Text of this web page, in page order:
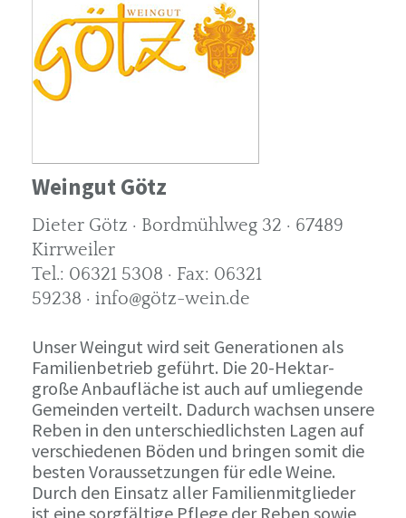
Weingut Götz
Dieter Götz · Bordmühlweg 32 · 67489
Kirrweiler
Tel.: 06321 5308 · Fax: 06321
59238 · info@götz-wein.de
Unser Weingut wird seit Generationen als
Familienbetrieb geführt. Die 20-Hektar-
große Anbaufläche ist auch auf umliegende
Gemeinden verteilt. Dadurch wachsen unsere
Reben in den unterschiedlichsten Lagen auf
verschiedenen Böden und bringen somit die
besten Voraussetzungen für edle Weine.
Durch den Einsatz aller Familienmitglieder
ist eine sorgfältige Pflege der Reben sowie